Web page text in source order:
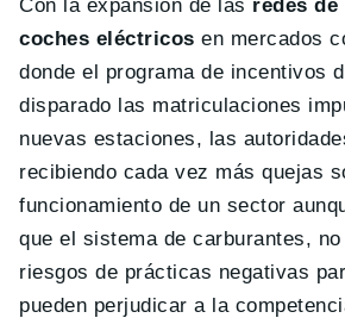
Con la expansión de las redes de
coches eléctricos en mercados
donde el programa de incentivos
disparado las matriculaciones
nuevas estaciones, las
recibiendo cada vez más quejas
funcionamiento de un sector
que el sistema de carburantes,
riesgos de prácticas negativas
pueden perjudicar a la